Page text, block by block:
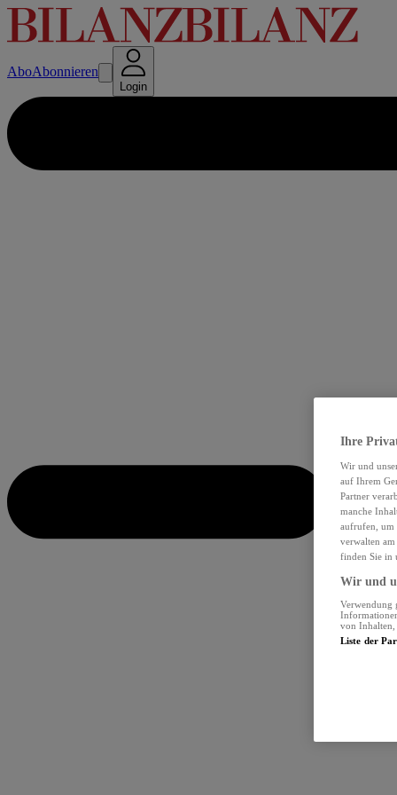
AboAbonnieren
Login
Ihre
Wir und
auf Ihrem
Partner
manche
aufrufen, um
verwalten
finden Sie in
Wir und
Verwendung
von Inhalten,
Liste der